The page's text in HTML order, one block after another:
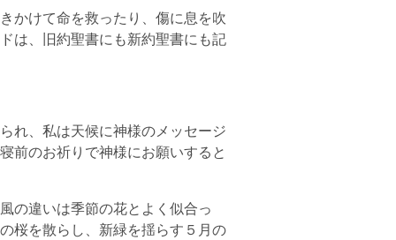
かけて命を救ったり、傷に息を吹
は、旧約聖書にも新約聖書にも記
れ、私は天候に神様のメッセージ
前のお祈りで神様にお願いすると
の違いは季節の花とよく似合っ
桜を散らし、新緑を揺らす５月の